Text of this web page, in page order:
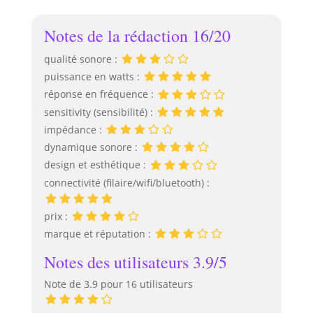
Fil, DSP - DJ,
Fête,
Conférence,
Concert
groupe de
grâce à sa
connectique
complète, la CS200
offre une solution
adaptée à une
large gamme
d’événements et
d’utilisateurs. 🔧
FACILE A
astucieux, le
montage de la
CS200 est rapide et
simple, assurant
Notes de la rédaction 16/20
qualité sonore :
puissance en watts :
réponse en fréquence :
sensitivity (sensibilité) :
impédance :
dynamique sonore :
design et esthétique :
connectivité (filaire/wifi/bluetooth) :
prix :
marque et réputation :
Notes des utilisateurs 3.9/5
Note de 3.9 pour 16 utilisateurs